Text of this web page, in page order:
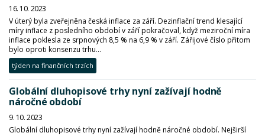
16. 10. 2023
V úterý byla zveřejněna česká inflace za září. Dezinflační trend klesající
míry inflace z posledního období v září pokračoval, když meziroční míra
inflace poklesla ze srpnových 8,5 % na 6,9 % v září. Zářijové číslo přitom
bylo oproti konsenzu trhu...
týden na finančních trzích
Globální dluhopisové trhy nyní zažívají hodně
náročné období
9. 10. 2023
Globální dluhopisové trhy nyní zažívají hodně náročné období. Nejširší